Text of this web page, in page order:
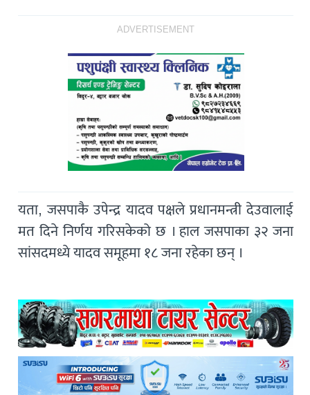
ADVERTISEMENT
यता, जसपाकै उपेन्द्र यादव पक्षले प्रधानमन्त्री देउवालाई
मत दिने निर्णय गरिसकेको छ । हाल जसपाका ३२ जना
सांसदमध्ये यादव समूहमा १८ जना रहेका छन् ।